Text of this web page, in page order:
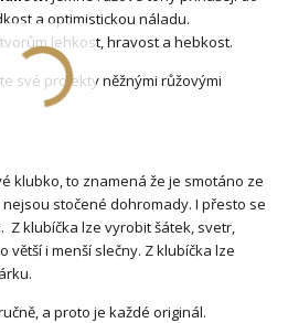
a optimistickou náladu.
lehkost, hravost a hebkost.
své projekty něžnými růžovými
klubko, to znamená že je smotáno ze
stočené dohromady. I přesto se
Z klubíčka lze vyrobit šátek, svetr,
větší i menší slečny. Z klubíčka lze
a proto je každé originál.